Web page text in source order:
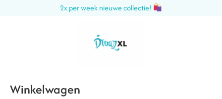
2x per week nieuwe collectie!
Winkelwagen